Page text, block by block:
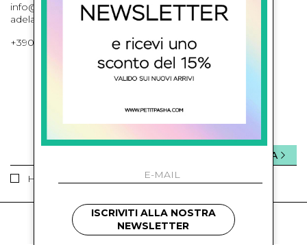
info@petitpasha.com, petitpasha@hotmail.it,
adelaide.petitpasha@hotmail.com
+39081643421 , +390812351280
ISCRIVITI ALLA NEWSLETTER
Ho letto ed accettato le condizioni sulla privacy.
INVIA
kids
ISCRIVITI ALLA NOSTRA
NEWSLETTER